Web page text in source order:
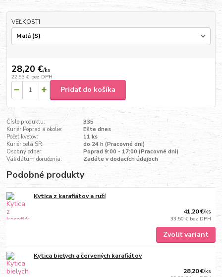
VEĽKOSTI
28,20 €/ks
22,93 € bez DPH
Pridať do košíka
Číslo produktu:
335
Kuriér Poprad a okolie:
Ešte dnes
Počet kvetov:
11 ks
Kuriér celá SR:
do 24 h (Pracovné dni)
Osobný odber:
Poprad 9:00 - 17:00 (Pracovné dni)
Váš dátum doručenia:
Zadáte v dodacích údajoch
Podobné produkty
Kytica z karafiátov a ruží
41,20 €/ks
33,50 € bez DPH
Zvoliť variant
Kytica bielych a červených karafiátov
28,20 €/ks